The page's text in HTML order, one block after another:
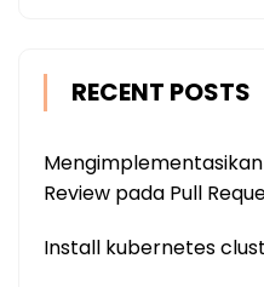
RECENT POSTS
Review pada Pull
Install kubernetes